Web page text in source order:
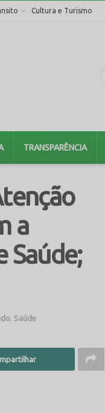
Cultura e Turismo
TRANSPARÊNCIA
a
Saúde;
Saúde